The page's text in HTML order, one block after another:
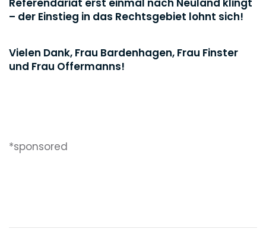
Referendariat erst einmal nach Neuland klingt
– der Einstieg in das Rechtsgebiet lohnt sich!
Vielen Dank, Frau Bardenhagen, Frau Finster
und Frau Offermanns!
*sponsored